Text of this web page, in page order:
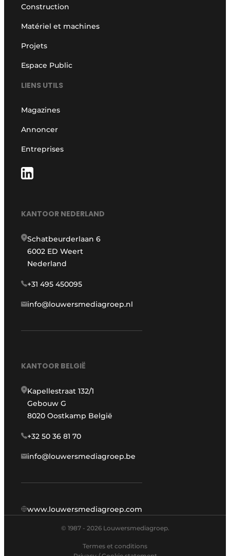
Construction
Matériel et machines
Projets
Espace Public
LIENS UTILS
Magazines
Annoncer
Entreprises
KANTOOR NEDERLAND
Schatbeurderlaan 6
6002 ED Weert
Nederland
+31 495 450095
info@louwersmediagroep.nl
KANTOOR BELGIË
Kapellestraat 132/1
Gebouw G
8020 Oostkamp België
+32 50 36 81 70
info@louwersmediagroep.be
www.louwersmediagroep.com
© 1987 - 2026 Louwersmediagroep.
Termes et conditions